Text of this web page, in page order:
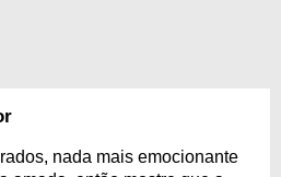
nada mais emocionante